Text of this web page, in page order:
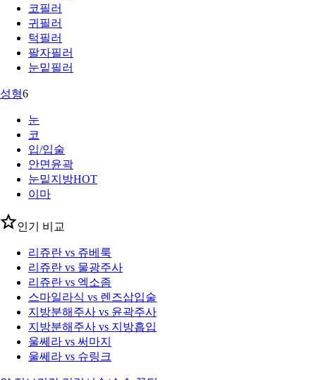
코필러
귀필러
턱필러
팔자필러
눈밑필러
성형6
눈
코
입/입술
안면윤곽
눈밑지방HOT
이마
인기 비교
리쥬란 vs 쥬베룩
리쥬란 vs 물광주사
리쥬란 vs 엑소좀
스마일라식 vs 렌즈삽입술
지방분해주사 vs 윤곽주사
지방분해주사 vs 지방흡입
울쎄라 vs 써마지
울쎄라 vs 슈링크